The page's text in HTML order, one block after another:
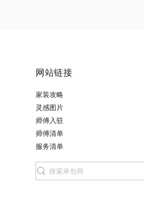
网站链接
家装攻略
灵感图片
师傅入驻
师傅清单
服务清单